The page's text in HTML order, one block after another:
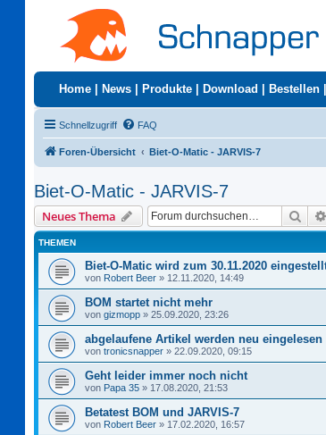
Home News Produkte Download Bestellen
Schnellzugriff FAQ
Foren-Übersicht Biet-O-Matic - JARVIS-7
Biet-O-Matic - JARVIS-7
Neues Thema Suche
THEMEN
Biet-O-Matic wird zum 30.11.2020
von Robert Beer » 12.11.2020, 14:49
BOM startet nicht mehr
von gizmopp » 25.09.2020, 23:26
abgelaufene Artikel werden neu eingelesen
von tronicsnapper » 22.09.2020, 09:15
Geht leider immer noch nicht
von Papa 35 » 17.08.2020, 21:53
Betatest BOM und JARVIS-7
von Robert Beer » 17.02.2020, 16:57